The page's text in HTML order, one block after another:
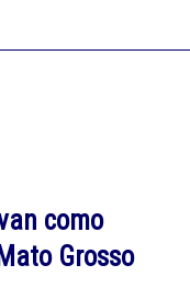
como
Grosso